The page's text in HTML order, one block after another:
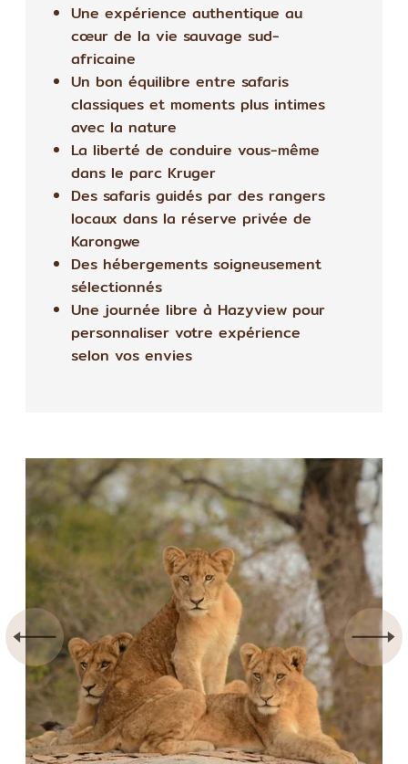
Une expérience authentique au
cœur de la vie sauvage sud-
africaine
Un bon équilibre entre safaris
classiques et moments plus intimes
avec la nature
La liberté de conduire vous-même
dans le parc Kruger
Des safaris guidés par des rangers
locaux dans la réserve privée de
Karongwe
Des hébergements soigneusement
sélectionnés
Une journée libre à Hazyview pour
personnaliser votre expérience
selon vos envies